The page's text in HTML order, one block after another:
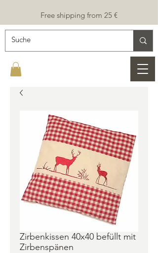
Free shipping from 25 €
Zirbenkissen 40x40 befüllt mit
Zirbenspänen